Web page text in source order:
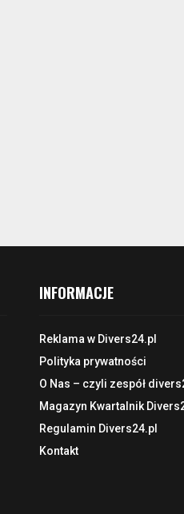
INFORMACJE
Reklama w Divers24.pl
Polityka prywatności
O Nas – czyli zespół
Magazyn Kwartalnik
Regulamin Divers24.pl
Kontakt